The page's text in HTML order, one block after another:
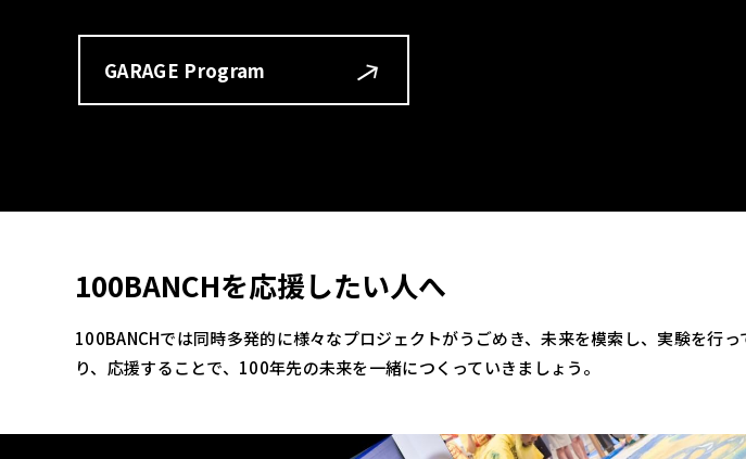
GARAGE Program
100BANCHを応援したい人へ
100BANCHでは同時多発的に様々なプロジェクトがうごめき、未来を模索し、実験を行
り、応援することで、100年先の未来を一緒につくっていきましょう。